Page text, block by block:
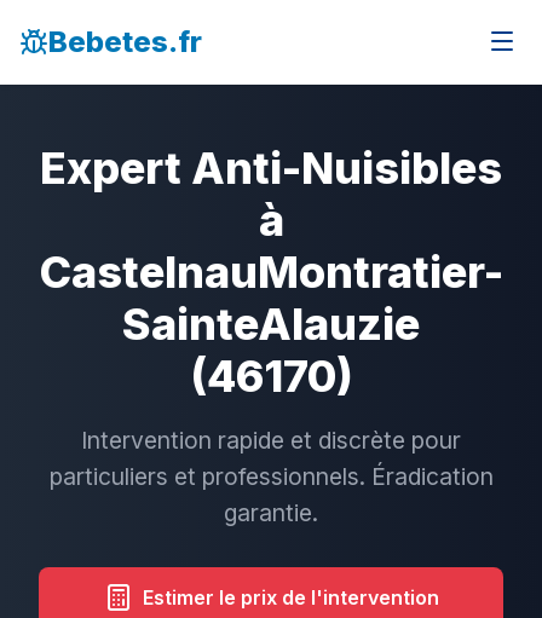
Bebetes.fr
Expert Anti-Nuisibles
à
CastelnauMontratier-
SainteAlauzie
(46170)
Intervention rapide et discrète pour
particuliers et professionnels. Éradication
garantie.
Estimer le prix de l'intervention